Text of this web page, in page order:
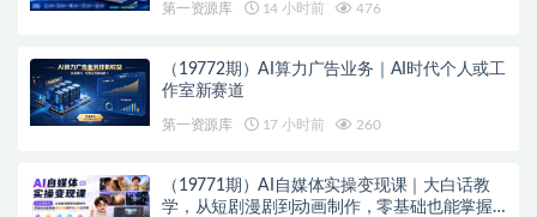
第一资源库 14 小时前 476
（19772期）AI算力广告业务｜AI时代个人或工
作室新赛道
第一资源库 17 小时前 260
（19771期）AI自媒体实操变现课｜大白话教
学，从短剧漫剧到动画制作，零基础也能掌握